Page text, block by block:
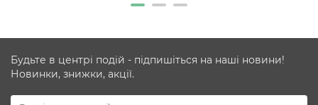
Будьте в центрі подій - підпишіться на наші новини!
Новинки, знижки, акції.